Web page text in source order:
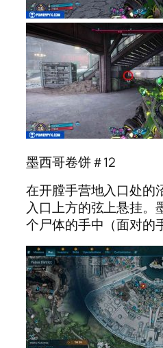
墨西哥卷饼＃12
在开膛手营地入口处的
入口上方的弦上悬挂。
个尸体的手中（面对的